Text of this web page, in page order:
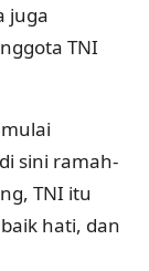
juga
TNI
sini ramah-
TNI itu
hati, dan